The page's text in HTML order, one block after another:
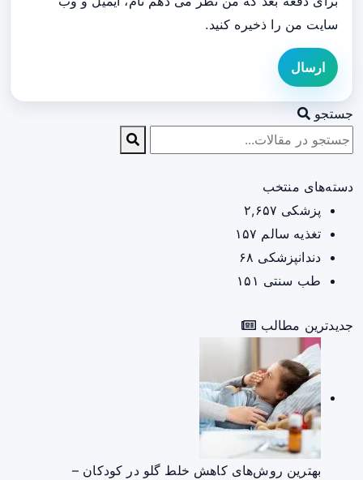
سایت من را ذخیره کنید.
ارسال
جستجو
دسته‌های منتخب
پزشکی ۲,۶۵۷
تغذیه سالم ۱۵۷
دندانپزشکی ۶۸
طب سنتی ۱۵۱
جدیدترین مطالب
بهترین روش‌های کاهش خلط گلو در کودکان –